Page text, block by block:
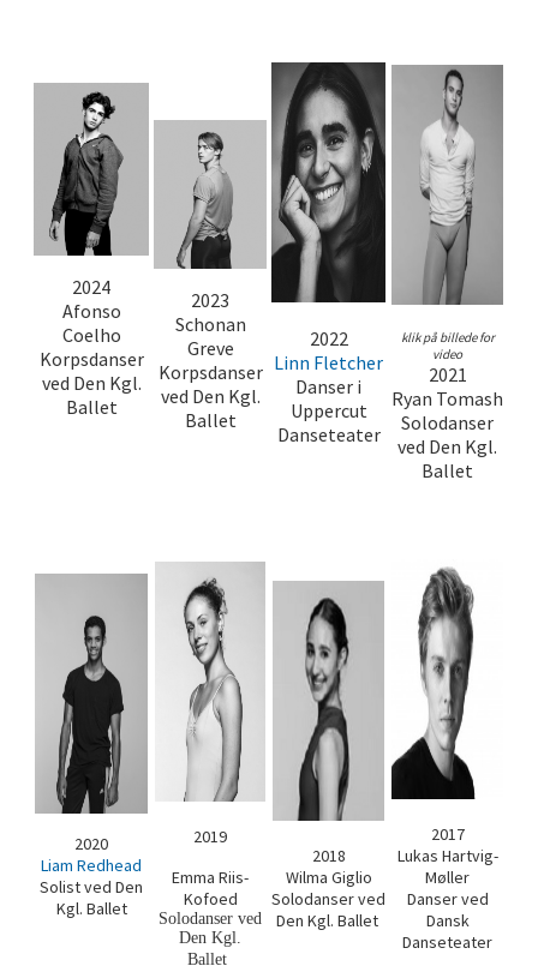
2024
Afonso
Coelho
Korpsdanser
ved Den Kgl.
Ballet
2023
Schonan
Greve
Korpsdanser
ved Den Kgl.
Ballet
2022
Linn Fletcher
Danser i
Uppercut
Danseteater
klik på billede for
video
2021
Ryan Tomash
Solodanser
ved Den Kgl.
Ballet
2020
Liam Redhead
Solist ved Den
Kgl. Ballet
2019
Emma Riis-
Kofoed
Solodanser ved
Den Kgl.
Ballet
2018
Wilma Giglio
Solodanser ved
Den Kgl. Ballet
2017
Lukas Hartvig-
Møller
Danser ved
Dansk
Danseteater